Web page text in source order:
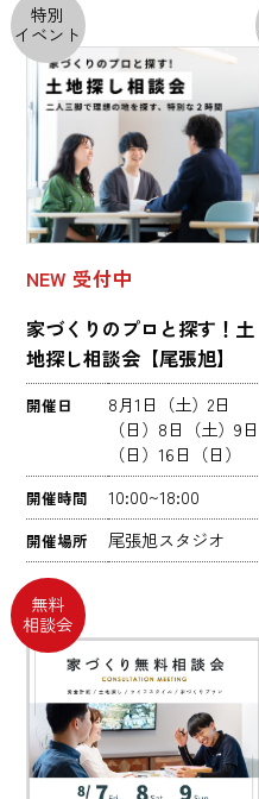
特別
イベント
NEW 受付中
家づくりのプロと探す！土
地探し相談会【尾張旭】
開催日
8月1日（土）2日
（日）8日（土）9日
（日）16日（日）
開催時間 10:00~18:00
開催場所 尾張旭スタジオ
無料
相談会